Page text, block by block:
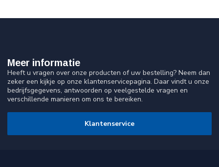
Meer informatie
Heeft u vragen over onze producten of uw bestelling? Neem dan
zeker een kijkje op onze klantenservicepagina. Daar vindt u onze
bedrijfsgegevens, antwoorden op veelgestelde vragen en
verschillende manieren om ons te bereiken.
Klantenservice